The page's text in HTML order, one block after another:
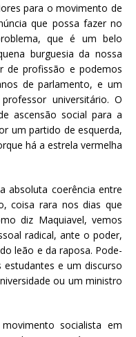
para o movimento de
que possa fazer no
que é um belo
burguesia da nossa
de profissão e podemos
de parlamento, e um
universitário. O
ascensão social para a
um partido de esquerda,
há a estrela vermelha
absoluta coerência entre
coisa rara nos dias que
diz Maquiavel, vemos
radical, ante o poder,
leão e da raposa. Pode-
e um discurso
ou um ministro
socialista em